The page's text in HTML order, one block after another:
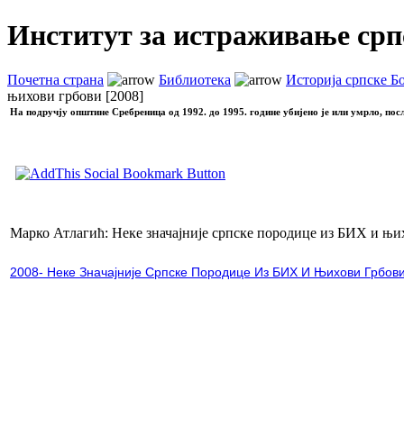
Институт за истраживање
Почетна страна Библиотека
Историја српске
њихови грбови [2008]
На подручју општине Сребреница од 1992. до 1995. године убијено је или умрло,
Марко Атлагић: Неке значајније српске породице из БИХ и
2008- Неке Значајније Српске Породице Из БИХ И Њихови